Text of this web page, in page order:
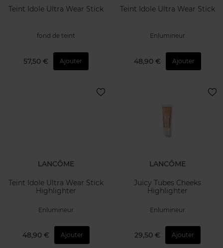
Teint Idole Ultra Wear Stick
fond de teint
57,50 € Ajouter
Teint Idole Ultra Wear Stick
Enlumineur
48,90 € Ajouter
LANCÔME
Teint Idole Ultra Wear Stick
Highlighter
Enlumineur
48,90 € Ajouter
LANCÔME
Juicy Tubes Cheeks
Highlighter
Enlumineur
29,50 € Ajouter